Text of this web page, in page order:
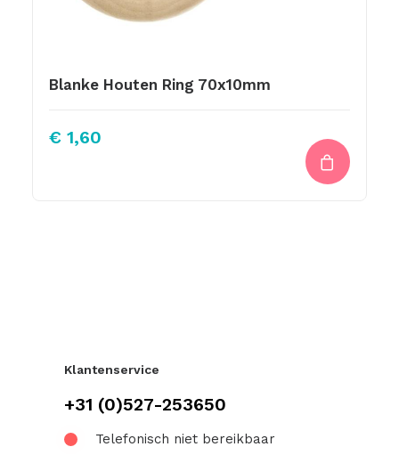
Blanke Houten Ring 70x10mm
€ 1,60
Klantenservice
+31 (0)527-253650
Telefonisch niet bereikbaar